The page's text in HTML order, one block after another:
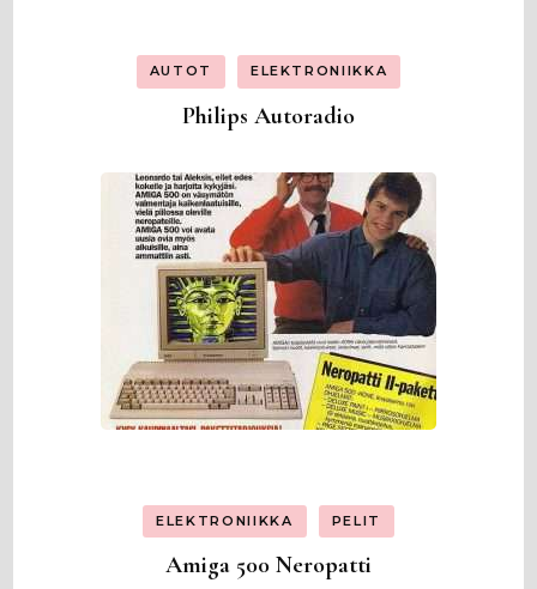
AUTOT ELEKTRONIIKKA
Philips Autoradio
ELEKTRONIIKKA PELIT
Amiga 500 Neropatti